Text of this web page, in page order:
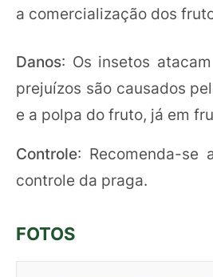
a comercialização dos
Danos: Os insetos
prejuízos são causados
e a polpa do fruto, já em
Controle: Recomenda-se
controle da praga.
FOTOS